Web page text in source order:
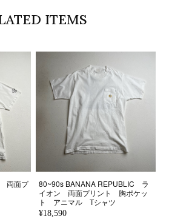
ITEMS
両面プ
80~90s BANANA REPUBLIC ラ
イオン 両面プリント 胸ポケッ
ト アニマル Tシャツ
¥18,590